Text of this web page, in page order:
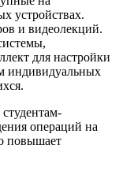
устройствах.
и видеолекций.
для настройки
индивидуальных
операций на
повышает